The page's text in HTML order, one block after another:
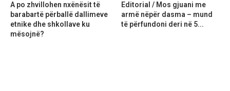
A po zhvillohen nxënësit të
barabartë përballë dallimeve
etnike dhe shkollave ku
mësojnë?
Editorial / Mos gjuani me
armë nëpër dasma – mund
të përfundoni deri në 5...